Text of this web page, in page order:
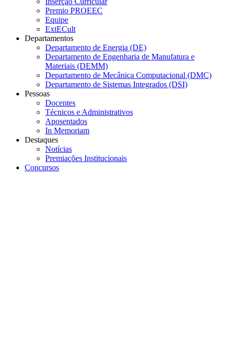
Premio PROEEC
Equipe
ExtECult
Departamentos
Departamento de Energia (DE)
Departamento de Engenharia de Manufatura e
Materiais (DEMM)
Departamento de Mecânica Computacional (DMC)
Departamento de Sistemas Integrados (DSI)
Pessoas
Docentes
Técnicos e Administrativos
Aposentados
In Memoriam
Destaques
Notícias
Premiações Institucionais
Concursos